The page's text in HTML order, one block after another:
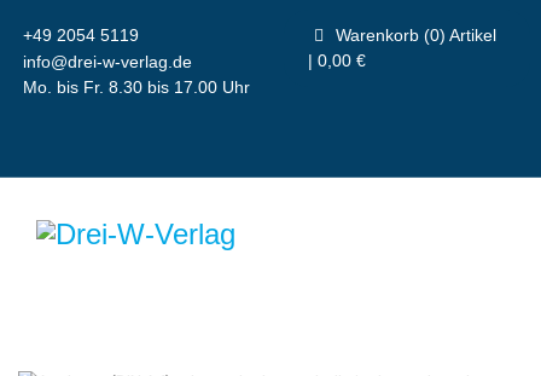
+49 2054 5119
info@drei-w-verlag.de
Mo. bis Fr. 8.30 bis 17.00 Uhr
Warenkorb (0) Artikel
| 0,00 €